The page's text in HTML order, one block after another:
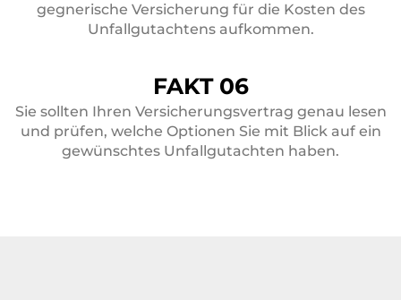
gegnerische Versicherung für die Kosten des
Unfallgutachtens aufkommen.
FAKT 06
Sie sollten Ihren Versicherungsvertrag genau lesen
und prüfen, welche Optionen Sie mit Blick auf ein
gewünschtes Unfallgutachten haben.